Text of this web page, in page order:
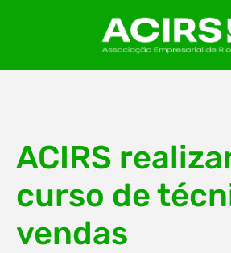
ACIRS
curso de
vendas